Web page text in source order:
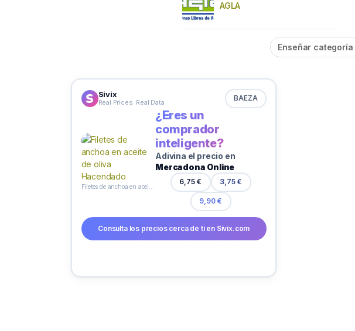
AGLA
Enseñar categoría
Sivix
Real Prices. Real Data BAEZA
¿Eres un
comprador
inteligente?
Adivina el precio en
Mercadona Online
6,75 € 3,75 €
9,90 €
Consulta los precios cerca de ti en Sivix.com